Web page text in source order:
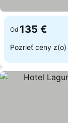
Od 135 €
Pozrieť ceny z(o)